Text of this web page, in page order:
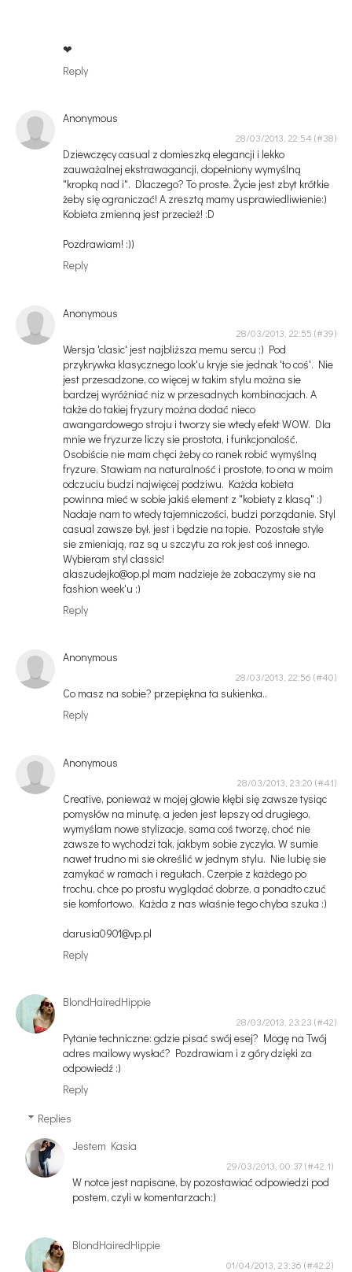
❤
Reply
Anonymous
28/03/2013, 22:54
Dziewczęcy casual z domieszką elegancji i lekko
zauważalnej ekstrawagancji, dopełniony wymyślną
"kropką nad i". Dlaczego? To proste. Życie jest zbyt krótkie
żeby się ograniczać! A zresztą mamy usprawiedliwienie:)
Kobieta zmienną jest przecież! :D
Pozdrawiam! :))
Reply
Anonymous
28/03/2013, 22:55
Wersja 'clasic' jest najbliższa memu sercu ;) Pod
przykrywka klasycznego look'u kryje sie jednak 'to coś'. Nie
jest przesadzone, co więcej w takim stylu można sie
bardzej wyróżniać niz w przesadnych kombinacjach. A
także do takiej fryzury można dodać nieco
awangardowego stroju i tworzy sie wtedy efekt WOW. Dla
mnie we fryzurze liczy sie prostota, i funkcjonalość.
Osobiście nie mam chęci żeby co ranek robić wymyślną
fryzure. Stawiam na naturalność i prostote, to ona w moim
odczuciu budzi najwięcej podziwu. Każda kobieta
powinna mieć w sobie jakiś element z "kobiety z klasą" :)
Nadaje nam to wtedy tajemniczości, budzi porządanie. Styl
casual zawsze był, jest i będzie na topie. Pozostałe style
sie zmieniają, raz są u szczytu za rok jest coś innego.
Wybieram styl classic!
alaszudejko@op.pl mam nadzieje że zobaczymy sie na
fashion week'u :)
Reply
Anonymous
28/03/2013, 22:56
Co masz na sobie? przepiękna ta sukienka..
Reply
Anonymous
28/03/2013, 23:20
Creative, ponieważ w mojej głowie kłębi się zawsze tysiąc
pomysłów na minutę, a jeden jest lepszy od drugiego,
wymyślam nowe stylizacje, sama coś tworzę, choć nie
zawsze to wychodzi tak, jakbym sobie zyczyla. W sumie
nawet trudno mi sie określić w jednym stylu. Nie lubię sie
zamykać w ramach i regułach. Czerpie z każdego po
trochu, chce po prostu wyglądać dobrze, a ponadto czuć
sie komfortowo. Każda z nas właśnie tego chyba szuka :)
darusia0901@vp.pl
Reply
BlondHairedHippie
28/03/2013, 23:23
Pytanie techniczne: gdzie pisać swój esej? Mogę na Twój
adres mailowy wysłać? Pozdrawiam i z góry dzięki za
odpowiedź :)
Reply
Replies
Jestem Kasia
29/03/2013, 00:37
W notce jest napisane, by pozostawiać odpowiedzi pod
postem, czyli w komentarzach:)
BlondHairedHippie
01/04/2013, 23:36